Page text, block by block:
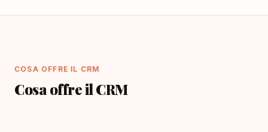
COSA OFFRE IL CRM
Cosa offre il CRM